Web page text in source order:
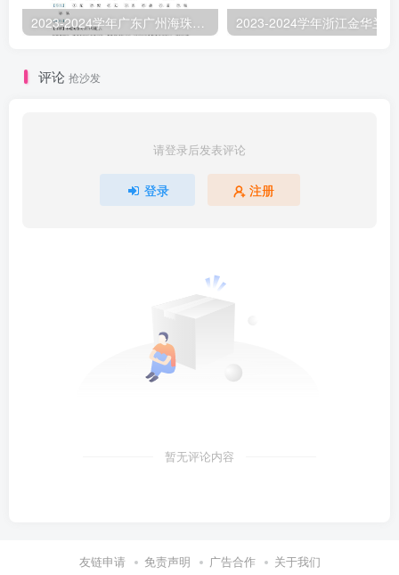
2023-2024学年广东广州海珠区五年级上册语文期中试卷及答案(Word版)
评论 抢沙发
请登录后发表评论
登录 注册
暂无评论内容
友链申请 免责声明 广告合作 关于我们